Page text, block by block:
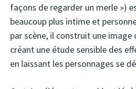
façons de regarder un merle »)
beaucoup plus intime et
par scène, il construit une image
créant une étude sensible des
en laissant les personnages se